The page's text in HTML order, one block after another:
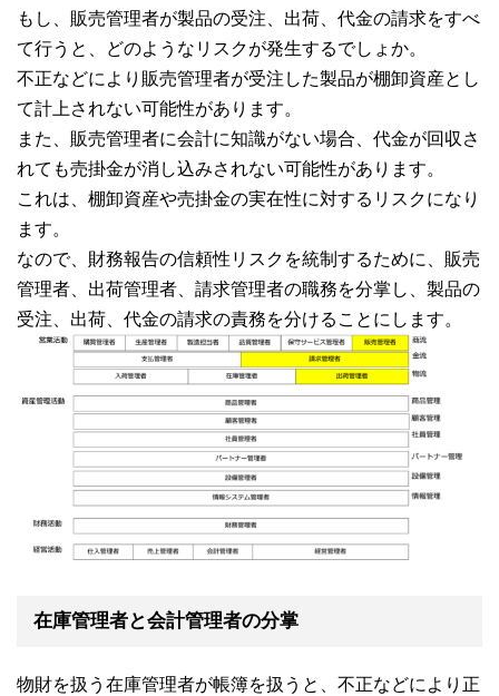
もし、販売管理者が製品の受注、出荷、代金の請求をすべ
て行うと、どのようなリスクが発生するでしょか。
不正などにより販売管理者が受注した製品が棚卸資産とし
て計上されない可能性があります。
また、販売管理者に会計に知識がない場合、代金が回収さ
れても売掛金が消し込みされない可能性があります。
これは、棚卸資産や売掛金の実在性に対するリスクになり
ます。
なので、財務報告の信頼性リスクを統制するために、販売
管理者、出荷管理者、請求管理者の職務を分掌し、製品の
受注、出荷、代金の請求の責務を分けることにします。
在庫管理者と会計管理者の分掌
物財を扱う在庫管理者が帳簿を扱うと、不正などにより正